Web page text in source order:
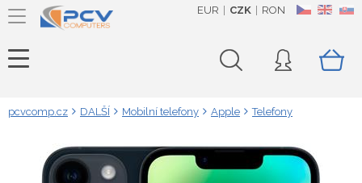
CZ EN SK
EUR CZK RON
pcvcomp.cz DALŠÍ Mobilní telefony Apple Telefony